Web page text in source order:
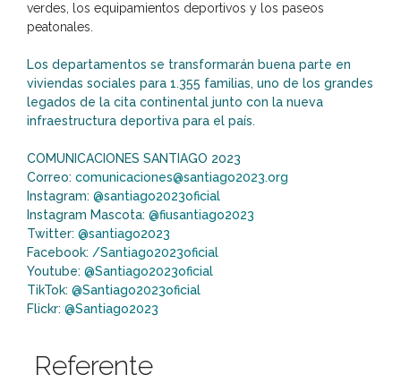
verdes, los equipamientos deportivos y los paseos
peatonales.
Los departamentos se transformarán buena parte en
viviendas sociales para 1.355 familias, uno de los grandes
legados de la cita continental junto con la nueva
infraestructura deportiva para el país.
COMUNICACIONES SANTIAGO 2023
Correo: comunicaciones@santiago2023.org
Instagram: @santiago2023oficial
Instagram Mascota: @fiusantiago2023
Twitter: @santiago2023
Facebook: /Santiago2023oficial
Youtube: @Santiago2023oficial
TikTok: @Santiago2023oficial
Flickr: @Santiago2023
Referente